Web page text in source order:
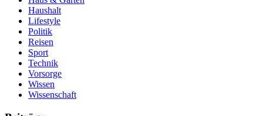
Haushalt
Lifestyle
Politik
Reisen
Sport
Technik
Vorsorge
Wissen
Wissenschaft